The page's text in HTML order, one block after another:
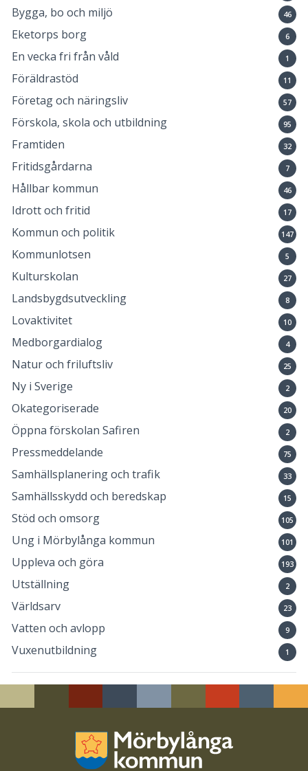
Bygga, bo och miljö 46
Eketorps borg 6
En vecka fri från våld 1
Föräldrastöd 11
Företag och näringsliv 57
Förskola, skola och utbildning 95
Framtiden 32
Fritidsgårdarna 7
Hållbar kommun 46
Idrott och fritid 17
Kommun och politik 147
Kommunlotsen 5
Kulturskolan 27
Landsbygdsutveckling 8
Lovaktivitet 10
Medborgardialog 4
Natur och friluftsliv 25
Ny i Sverige 2
Okategoriserade 20
Öppna förskolan Safiren 2
Pressmeddelande 75
Samhällsplanering och trafik 33
Samhällsskydd och beredskap 15
Stöd och omsorg 105
Ung i Mörbylånga kommun 101
Uppleva och göra 193
Utställning 2
Världsarv 23
Vatten och avlopp 9
Vuxenutbildning 1